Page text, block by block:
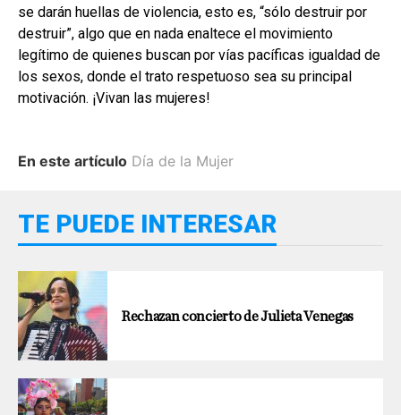
se darán huellas de violencia, esto es, “sólo destruir por
destruir”, algo que en nada enaltece el movimiento
legítimo de quienes buscan por vías pacíficas igualdad de
los sexos, donde el trato respetuoso sea su principal
motivación. ¡Vivan las mujeres!
En este artículo Día de la Mujer
TE PUEDE INTERESAR
Rechazan concierto de Julieta Venegas